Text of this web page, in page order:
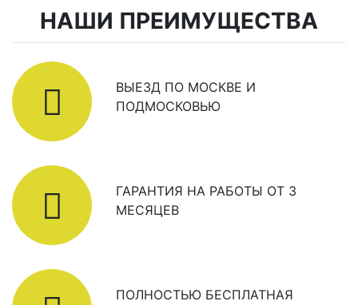
НАШИ ПРЕИМУЩЕСТВА
ВЫЕЗД ПО МОСКВЕ И
ПОДМОСКОВЬЮ
ГАРАНТИЯ НА РАБОТЫ ОТ 3
МЕСЯЦЕВ
ПОЛНОСТЬЮ БЕСПЛАТНАЯ